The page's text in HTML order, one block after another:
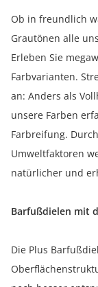
Ob in freundlich
Grautönen alle
Erleben Sie
Farbvarianten.
an: Anders als
unsere Farben
Farbreifung.
Umweltfaktoren
natürlicher und
Barfußdielen mit
Die Plus